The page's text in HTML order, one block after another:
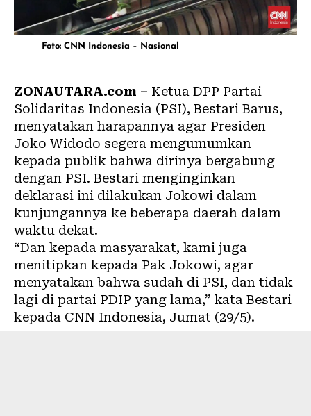
Foto: CNN Indonesia – Nasional
ZONAUTARA.com – Ketua DPP Partai
Solidaritas Indonesia (PSI), Bestari Barus,
menyatakan harapannya agar Presiden
Joko Widodo segera mengumumkan
kepada publik bahwa dirinya bergabung
dengan PSI. Bestari menginginkan
deklarasi ini dilakukan Jokowi dalam
kunjungannya ke beberapa daerah dalam
waktu dekat.
“Dan kepada masyarakat, kami juga
menitipkan kepada Pak Jokowi, agar
menyatakan bahwa sudah di PSI, dan tidak
lagi di partai PDIP yang lama,” kata Bestari
kepada CNN Indonesia, Jumat (29/5).